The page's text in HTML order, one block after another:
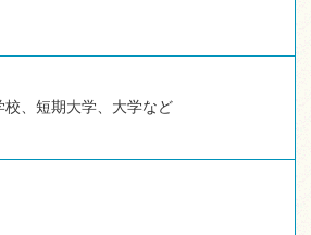
、短期大学、大学など